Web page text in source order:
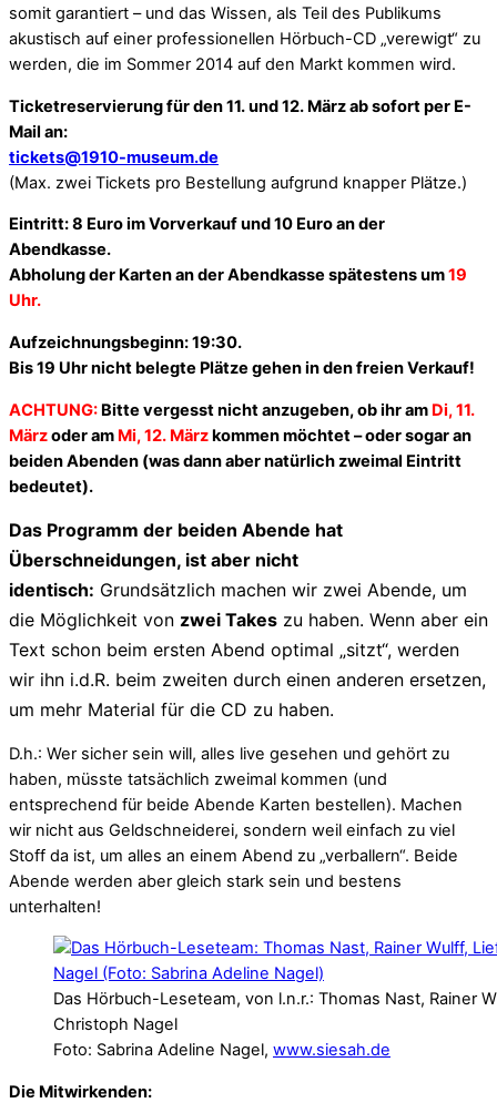
somit garantiert – und das Wissen, als Teil des Publikums
akustisch auf einer professionellen Hörbuch-CD „verewigt“ zu
werden, die im Sommer 2014 auf den Markt kommen wird.
Ticketreservierung für den 11. und 12. März ab sofort per E-
Mail an:
tickets@1910-museum.de
(Max. zwei Tickets pro Bestellung aufgrund knapper Plätze.)
Eintritt: 8 Euro im Vorverkauf und 10 Euro an der
Abendkasse.
Abholung der Karten an der Abendkasse spätestens um19
Uhr.
Aufzeichnungsbeginn: 19:30.
Bis 19 Uhr nicht belegte Plätze gehen in den freien Verkauf!
ACHTUNG: Bitte vergesst nicht anzugeben, ob ihr am Di, 11.
Märzoder am Mi, 12. Märzkommen möchtet – oder sogar an
beiden Abenden (was dann aber natürlich zweimal Eintritt
bedeutet).
Das Programm der beiden Abende hat
Überschneidungen, ist aber nicht
identisch: Grundsätzlich machen wir zwei Abende, um
die Möglichkeit von zwei Takes zu haben. Wenn aber ein
Text schon beim ersten Abend optimal „sitzt“, werden
wir ihn i.d.R. beim zweiten durch einen anderen ersetzen,
um mehr Material für die CD zu haben.
D.h.: Wer sicher sein will, alles live gesehen und gehört zu
haben, müsste tatsächlich zweimal kommen (und
entsprechend für beide Abende Karten bestellen). Machen
wir nicht aus Geldschneiderei, sondern weil einfach zu viel
Stoff da ist, um alles an einem Abend zu „verballern“. Beide
Abende werden aber gleich stark sein und bestens
unterhalten!
Das Hörbuch-Leseteam, von l.n.r.: Thomas Nast, Rainer
Christoph Nagel
Foto: Sabrina Adeline Nagel, www.siesah.de
Die Mitwirkenden: